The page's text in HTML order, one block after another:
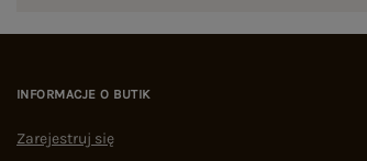
INFORMACJE O BUTIK
Zarejestruj się